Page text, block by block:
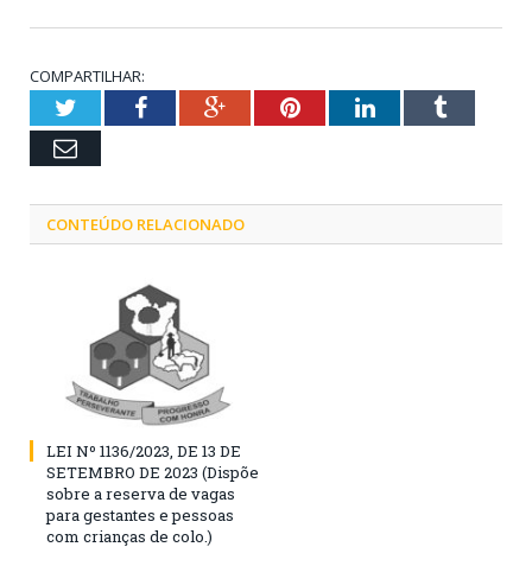
COMPARTILHAR:
TwitterFacebookGoogle+PinterestLinkedInTumblr
Email
CONTEÚDO RELACIONADO
LEI Nº 1136/2023, DE 13 DE
SETEMBRO DE 2023 (Dispõe
sobre a reserva de vagas
para gestantes e pessoas
com crianças de colo.)